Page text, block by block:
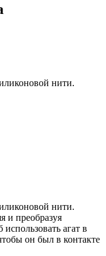
нити.
нити.
и преобразуя
агат в
он был в контакте